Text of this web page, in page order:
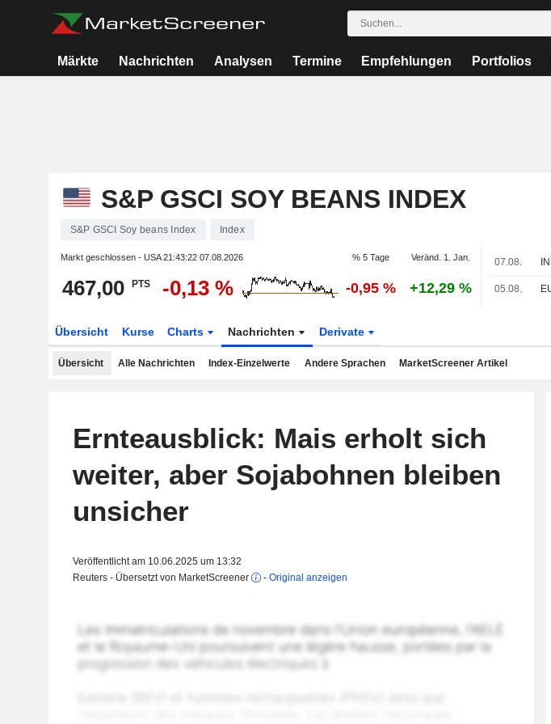
Märkte Nachrichten Analysen Termine Empfehlungen Portfolios
S&P GSCI SOY BEANS INDEX
S&P GSCI Soy beans Index Index
Markt geschlossen - USA21:43:22 07.08.2026 % 5 Tage Veränd. 1. Jan.
467,00 PTS -0,13 % -0,95 % +12,29 %
07.08.
05.08.
Übersicht Kurse Charts Nachrichten Derivate
Übersicht Alle Nachrichten Index-Einzelwerte Andere Sprachen MarketScreener Artikel
Ernteausblick: Mais erholt sich
weiter, aber Sojabohnen bleiben
unsicher
Veröffentlicht am 10.06.2025 um 13:32
Reuters - Übersetzt von MarketScreener
- Original anzeigen